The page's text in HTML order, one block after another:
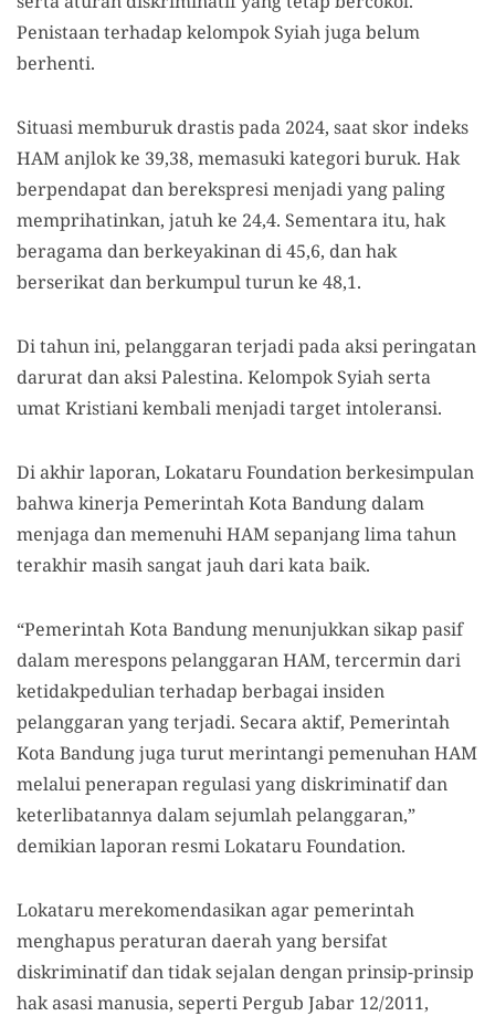
Penistaan terhadap kelompok Syiah juga belum
berhenti.
Situasi memburuk drastis pada 2024, saat skor indeks
HAM anjlok ke 39,38, memasuki kategori buruk. Hak
berpendapat dan berekspresi menjadi yang paling
memprihatinkan, jatuh ke 24,4. Sementara itu, hak
beragama dan berkeyakinan di 45,6, dan hak
berserikat dan berkumpul turun ke 48,1.
Di tahun ini, pelanggaran terjadi pada aksi peringatan
darurat dan aksi Palestina. Kelompok Syiah serta
umat Kristiani kembali menjadi target intoleransi.
Di akhir laporan, Lokataru Foundation berkesimpulan
bahwa kinerja Pemerintah Kota Bandung dalam
menjaga dan memenuhi HAM sepanjang lima tahun
terakhir masih sangat jauh dari kata baik.
“Pemerintah Kota Bandung menunjukkan sikap pasif
dalam merespons pelanggaran HAM, tercermin dari
ketidakpedulian terhadap berbagai insiden
pelanggaran yang terjadi. Secara aktif, Pemerintah
Kota Bandung juga turut merintangi pemenuhan HAM
melalui penerapan regulasi yang diskriminatif dan
keterlibatannya dalam sejumlah pelanggaran,”
demikian laporan resmi Lokataru Foundation.
Lokataru merekomendasikan agar pemerintah
menghapus peraturan daerah yang bersifat
diskriminatif dan tidak sejalan dengan prinsip-prinsip
hak asasi manusia, seperti Pergub Jabar 12/2011,